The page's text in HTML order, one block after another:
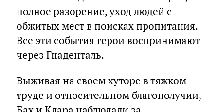
полное разорение, уход людей с
обжитых мест в поисках пропитания.
Все эти события герои воспринимают
через Гнаденталь.
Выживая на своем хуторе в тяжком
труде и относительном благополучии,